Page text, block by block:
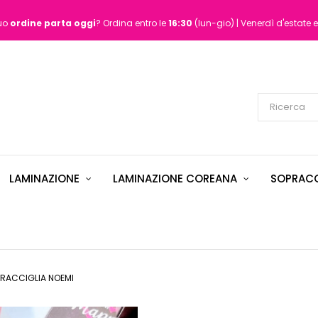
ordine parta oggi? Ordina entro le16:30 (lun-gio) | Venerdì d'estate
LAMINAZIONE LAMINAZIONE COREANA
NOEMI